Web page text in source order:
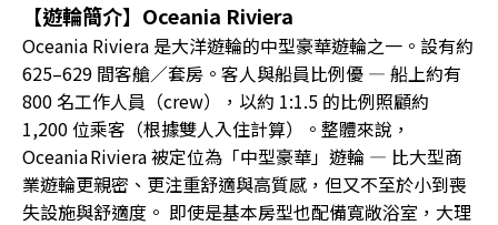
【遊輪簡介】Oceania Riviera
Oceania Riviera 是大洋遊輪的中型豪華遊輪之一。設有約
625–629 間客艙／套房。客人與船員比例優 — 船上約有
800 名工作人員（crew），以約 1:1.5 的比例照顧約
1,200 位乘客（根據雙人入住計算）。整體來說，
Oceania Riviera 被定位為「中型豪華」遊輪 — 比大型商
業遊輪更親密、更注重舒適與高質感，但又不至於小到喪
失設施與舒適度。 即使是基本房型也配備寬敞浴室，大理